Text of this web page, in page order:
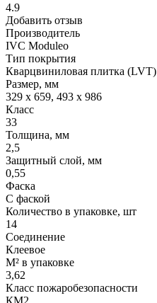
4.9
Добавить отзыв
Производитель
IVС Moduleo
Тип покрытия
Кварцвиниловая плитка (LVT)
Размер, мм
329 x 659, 493 x 986
Класс
33
Толщина, мм
2,5
Защитный слой, мм
0,55
Фаска
С фаской
Количество в упаковке, шт
14
Соединение
Клеевое
М² в упаковке
3,62
Класс пожаробезопасности
КМ2